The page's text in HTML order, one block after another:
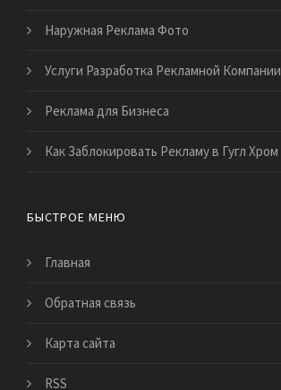
Наружная Реклама Фото
Услуги Разработка Рекламной Компании
Реклама для Бизнеса
Как Заблокировать Рекламу в Гугл Хром
БЫСТРОЕ МЕНЮ
Главная
Обратная связь
Карта сайта
RSS